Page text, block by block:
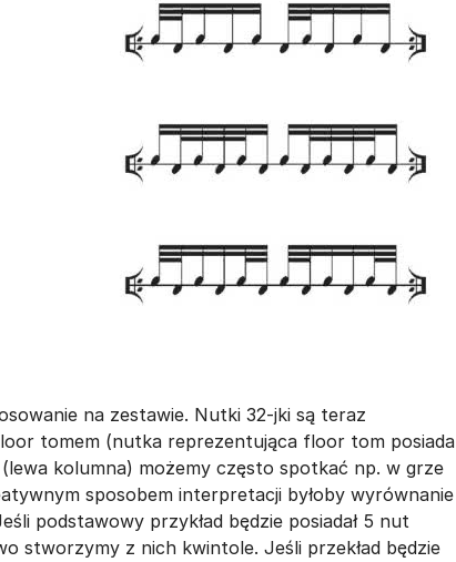
na zestawie. Nutki 32-jki są teraz
tomem (nutka reprezentująca floor tom posiada
kolumna) możemy często spotkać np. w grze
sposobem interpretacji byłoby wyrównanie
podstawowy przykład będzie posiadał 5 nut
stworzymy z nich kwintole. Jeśli przekład będzie